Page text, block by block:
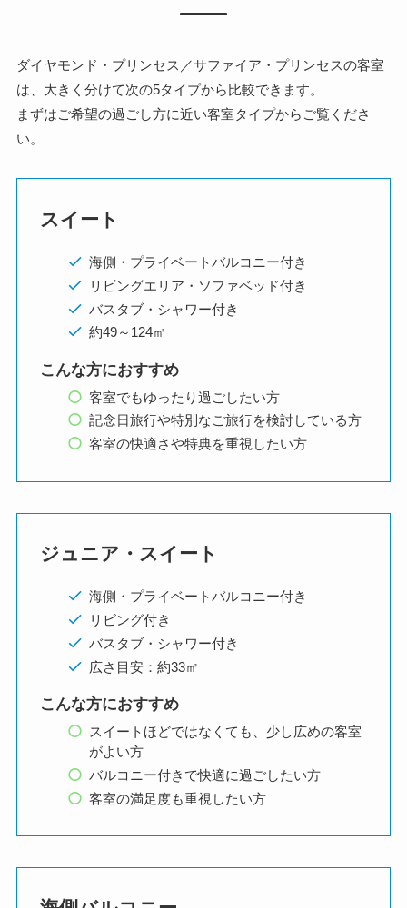
ダイヤモンド・プリンセス／サファイア・プリンセスの客室
は、大きく分けて次の5タイプから比較できます。
まずはご希望の過ごし方に近い客室タイプからご覧くださ
い。
スイート
海側・プライベートバルコニー付き
リビングエリア・ソファベッド付き
バスタブ・シャワー付き
約49～124㎡
こんな方におすすめ
客室でもゆったり過ごしたい方
記念日旅行や特別なご旅行を検討している方
客室の快適さや特典を重視したい方
ジュニア・スイート
海側・プライベートバルコニー付き
リビング付き
バスタブ・シャワー付き
広さ目安：約33㎡
こんな方におすすめ
スイートほどではなくても、少し広めの客室
がよい方
バルコニー付きで快適に過ごしたい方
客室の満足度も重視したい方